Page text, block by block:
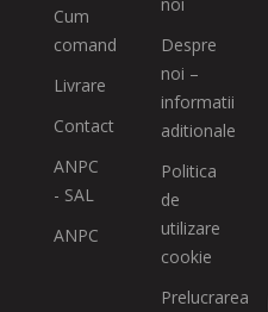
Cum
comand
Livrare
Contact
ANPC
- SAL
ANPC
Despre
noi –
informatii
aditionale
Politica
de
utilizare
cookie
Prelucrarea